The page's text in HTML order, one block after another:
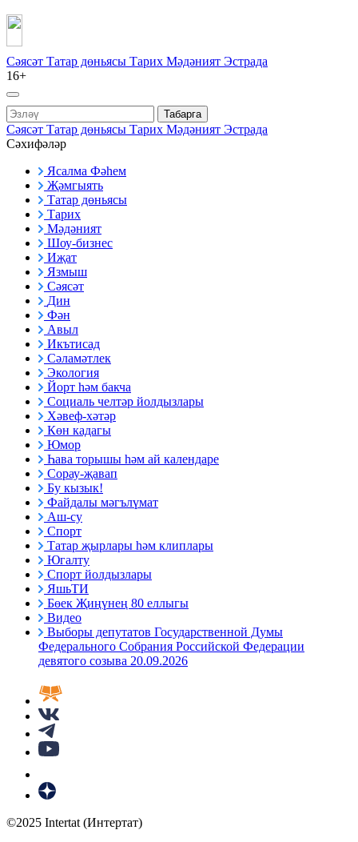
Сәясәт Татар дөньясы Тарих Мәдәният Эстрада
16+
Табарга
Сәясәт Татар дөньясы Тарих Мәдәният Эстрада
Сәхифәләр
Ясалма Фәһем
Җәмгыять
Татар дөньясы
Тарих
Мәдәният
Шоу-бизнес
Иҗат
Язмыш
Сәясәт
Дин
Фән
Авыл
Икътисад
Сәламәтлек
Экология
Йорт һәм бакча
Социаль челтәр йолдызлары
Хәвеф-хәтәр
Көн кадагы
Юмор
Һава торышы һәм ай календаре
Сорау-җавап
Бу кызык!
Файдалы мәгълүмат
Аш-су
Спорт
Татар җырлары һәм клиплары
Югалту
Спорт йолдызлары
ЯшьТИ
Бөек Җиңүнең 80 еллыгы
Видео
Выборы депутатов Государственной Думы
Федерального Собрания Российской Федерации
девятого созыва 20.09.2026
©2025 Intertat (Интертат)